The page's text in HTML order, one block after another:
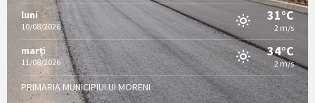
luni
10/08/2026
31°C
2 m/s
marți
11/08/2026
34°C
2 m/s
PRIMARIA MUNICIPIULUI MORENI